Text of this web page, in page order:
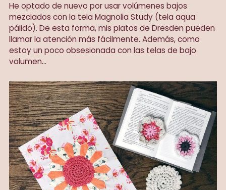
He optado de nuevo por usar volúmenes bajos
mezclados con la tela Magnolia Study (tela aqua
pálido). De esta forma, mis platos de Dresden pueden
llamar la atención más fácilmente. Además, como
estoy un poco obsesionada con las telas de bajo
volumen...